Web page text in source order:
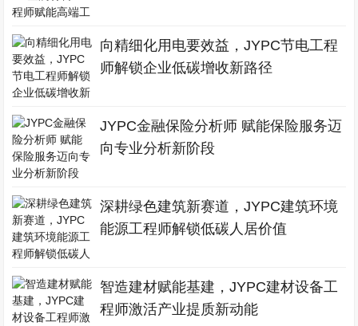
向精细化用电要效益，JYPC节电工程
师解锁企业低碳增收新路径
JYPC金融保险分析师 赋能保险服务迈
向专业分析新阶段
深耕绿色建筑新赛道，JYPC建筑环境
能源工程师解锁低碳人居价值
智造建材赋能基建，JYPC建材设备工
程师激活产业提质新动能